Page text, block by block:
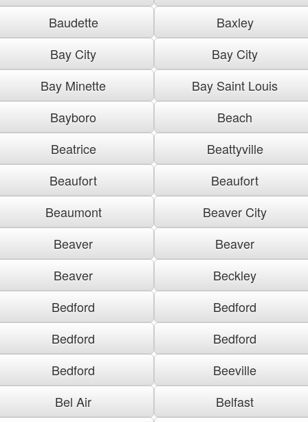
Baudette
Baxley
Bay City
Bay City
Bay Minette
Bay Saint Louis
Bayboro
Beach
Beatrice
Beattyville
Beaufort
Beaufort
Beaumont
Beaver City
Beaver
Beaver
Beaver
Beckley
Bedford
Bedford
Bedford
Bedford
Bedford
Beeville
Bel Air
Belfast